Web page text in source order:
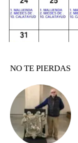
NO TE PIERDAS